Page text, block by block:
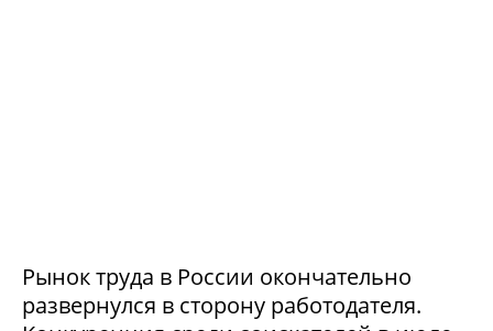
Рынок труда в России окончательно
развернулся в сторону работодателя.